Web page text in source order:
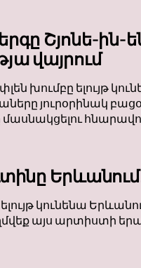
Շյոնե-
վայրում
խումբը ելույթ
յուրօրինակ
կունենա
այս արտիստի